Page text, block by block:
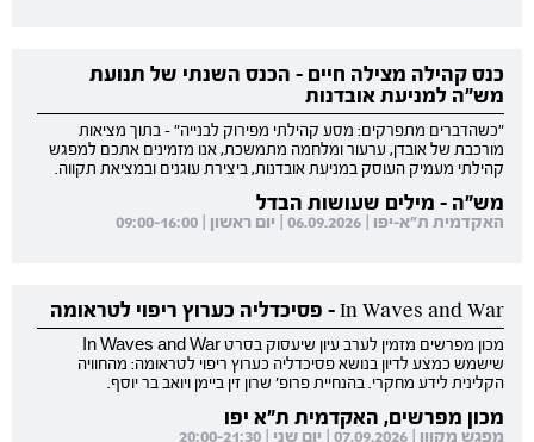
כנס קהילה מצילה חיים - הכנס השנתי של תנועת
מש"ה למניעת אובדנות
"כשהדברים מתפרקים: מסע קהילתי מפירוק לבנייה" - בתוך מציאות
מורכבת של אובדן, ערעור ומלחמה מתמשכת, אנו מזמינים אתכם למפגש
קהילתי מעמיק העוסק במניעת אובדנות, ביצירת עוגנים ובמציאת תקווה.
מש"ה - מילים שעושות הבדל
האקדמית ת"א-יפו | 06.09.2026 | יום ראשון | 09:00-16:00
In Waves and War - פסיכדליה כערוץ ריפוי לטראומה
מכון מפרשים מזמין לערב עיון שיעסוק בסרט In Waves and War
שישמש כמצע לדיון בנושא פסיכדליה כערוץ ריפוי לטראומה: מהחוויה
הקלינית לידע מחקרי. בהנחיית פרופ' שרון זין ביימן ויואב בר יוסף.
מכון מפרשים, האקדמית ת"א יפו
מפגש מקוון | 07.09.2026 | יום שני | 20:00-21:30